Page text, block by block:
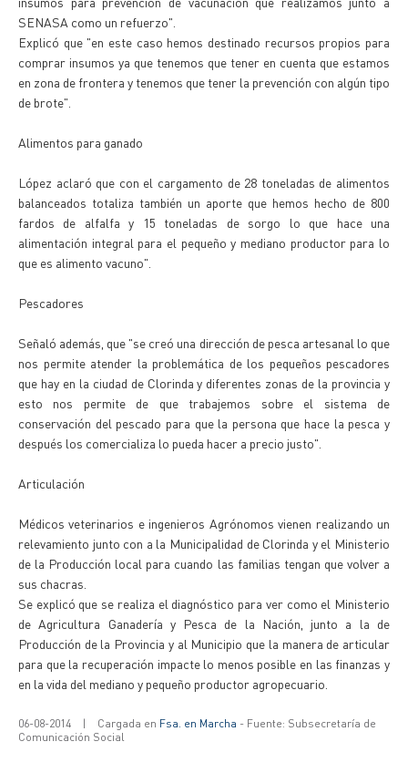
SENASA como un refuerzo".
Explicó que "en este caso hemos destinado recursos propios para
comprar insumos ya que tenemos que tener en cuenta que estamos
en zona de frontera y tenemos que tener la prevención con algún tipo
de brote".
Alimentos para ganado
López aclaró que con el cargamento de 28 toneladas de alimentos
balanceados totaliza también un aporte que hemos hecho de 800
fardos de alfalfa y 15 toneladas de sorgo lo que hace una
alimentación integral para el pequeño y mediano productor para lo
que es alimento vacuno".
Pescadores
Señaló además, que "se creó una dirección de pesca artesanal lo que
nos permite atender la problemática de los pequeños pescadores
que hay en la ciudad de Clorinda y diferentes zonas de la provincia y
esto nos permite de que trabajemos sobre el sistema de
conservación del pescado para que la persona que hace la pesca y
después los comercializa lo pueda hacer a precio justo".
Articulación
Médicos veterinarios e ingenieros Agrónomos vienen realizando un
relevamiento junto con a la Municipalidad de Clorinda y el Ministerio
de la Producción local para cuando las familias tengan que volver a
sus chacras.
Se explicó que se realiza el diagnóstico para ver como el Ministerio
de Agricultura Ganadería y Pesca de la Nación, junto a la de
Producción de la Provincia y al Municipio que la manera de articular
para que la recuperación impacte lo menos posible en las finanzas y
en la vida del mediano y pequeño productor agropecuario.
06-08-2014 | Cargada en Fsa. en Marcha - Fuente: Subsecretaría de
Comunicación Social